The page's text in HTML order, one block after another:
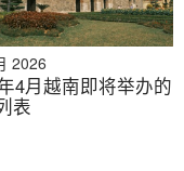
年河内咖啡展
年越南卡哇
2026
4月越南即将举办的
表